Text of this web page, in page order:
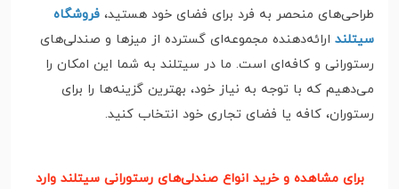
طراحی‌های منحصر به فرد برای فضای خود هستید، فروشگاه
سیتلند ارائه‌دهنده مجموعه‌ای گسترده از میزها و صندلی‌های
رستورانی و کافه‌ای است. ما در سیتلند به شما این امکان را
می‌دهیم که با توجه به نیاز خود، بهترین گزینه‌ها را برای
رستوران، کافه یا فضای تجاری خود انتخاب کنید.
برای مشاهده و خرید انواع صندلی‌های رستورانی سیتلند وارد